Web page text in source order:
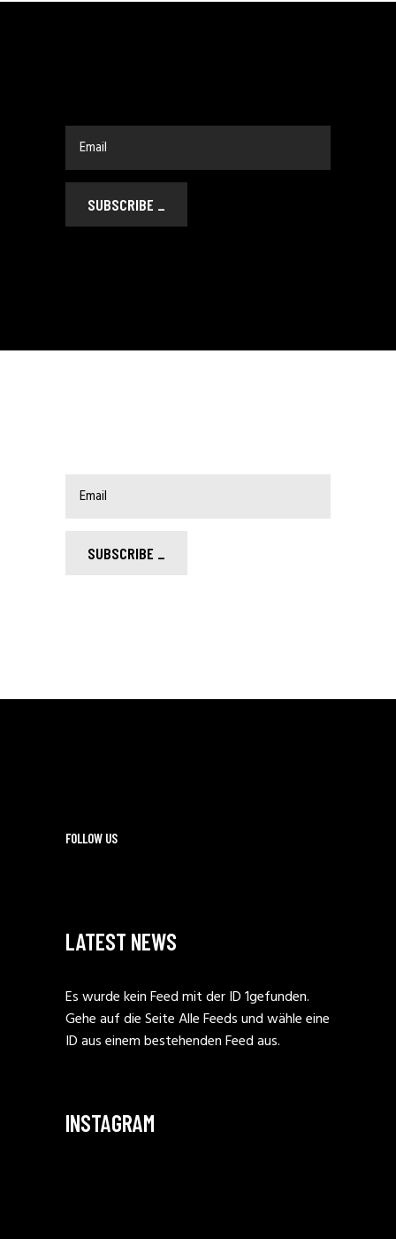
SUBSCRIBE _
SUBSCRIBE _
FOLLOW US
LATEST NEWS
Es wurde kein Feed mit der ID 1gefunden.
Gehe auf die SeiteAlle Feedsund wähle eine
ID aus einem bestehenden Feed aus.
INSTAGRAM